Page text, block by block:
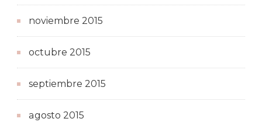
noviembre 2015
octubre 2015
septiembre 2015
agosto 2015